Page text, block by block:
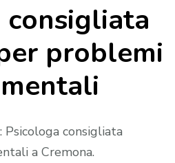
problemi
Psicologa consigliata
a Cremona.